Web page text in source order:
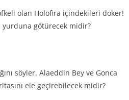
olan Holofira içindekileri döker!
yurduna götürecek midir?
söyler. Alaeddin Bey ve Gonca
ele geçirebilecek midir?